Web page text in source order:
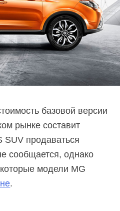
базовой версии
рынке составит
SUV продаваться
сообщается, однако
модели MG
.